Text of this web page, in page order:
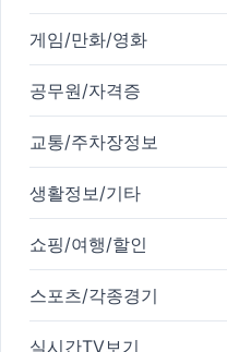
게임/만화/영화
공무원/자격증
교통/주차장정보
생활정보/기타
쇼핑/여행/할인
스포츠/각종경기
실시간TV보기